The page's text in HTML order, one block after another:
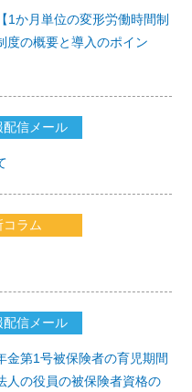
1か月単位の変形労働時間制
度の概要と導入のポイン
配信メール
ラム
配信メール
金第1号被保険者の育児期間
人の役員の被保険者資格の